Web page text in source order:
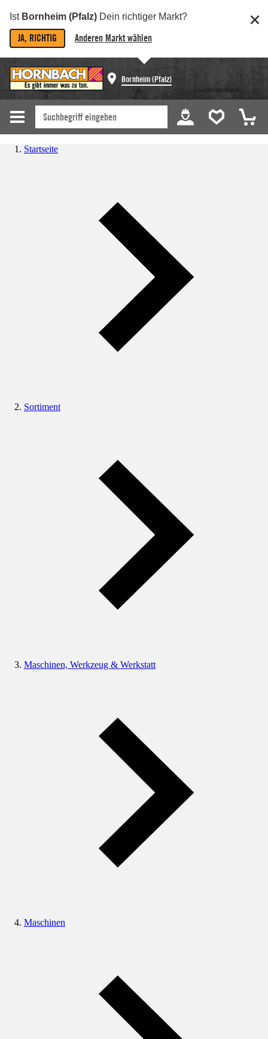
Ist Bornheim (Pfalz) Dein richtiger Markt?
JA, RICHTIG Anderen Markt wählen
Bornheim (Pfalz)
Startseite
Sortiment
Maschinen, Werkzeug & Werkstatt
Maschinen